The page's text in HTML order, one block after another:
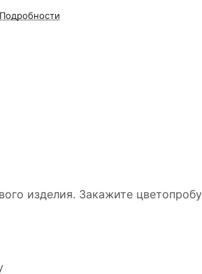
Подробности
изделия. Закажите